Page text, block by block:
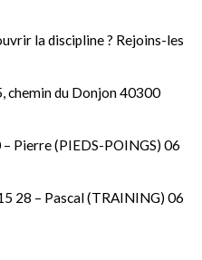
la discipline ? Rejoins-les
chemin du Donjon 40300
Pierre (PIEDS-POINGS) 06
28 – Pascal (TRAINING) 06